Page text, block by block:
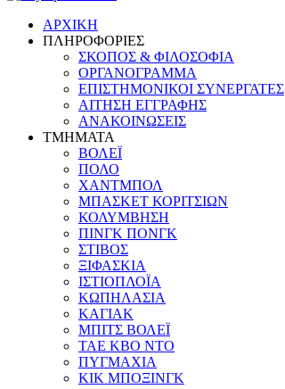
ΑΡΧΙΚΗ
ΠΛΗΡΟΦΟΡΙΕΣ
ΣΚΟΠΟΣ & ΦΙΛΟΣΟΦΙΑ
ΟΡΓΑΝΟΓΡΑΜΜΑ
ΕΠΙΣΤΗΜΟΝΙΚΟΙ ΣΥΝΕΡΓΑΤΕΣ
ΑΙΤΗΣΗ ΕΓΓΡΑΦΗΣ
ΑΝΑΚΟΙΝΩΣΕΙΣ
ΤΜΗΜΑΤΑ
ΒΟΛΕΪ
ΠΟΛΟ
ΧΑΝΤΜΠΟΛ
ΜΠΑΣΚΕΤ ΚΟΡΙΤΣΙΩΝ
ΚΟΛΥΜΒΗΣΗ
ΠΙΝΓΚ ΠΟΝΓΚ
ΣΤΙΒΟΣ
ΞΙΦΑΣΚΙΑ
ΙΣΤΙΟΠΛΟΪΑ
ΚΩΠΗΛΑΣΙΑ
ΚΑΓΙΑΚ
ΜΠΙΤΣ ΒΟΛΕΪ
ΤΑΕ ΚΒΟ ΝΤΟ
ΠΥΓΜΑΧΙΑ
ΚΙΚ ΜΠΟΞΙΝΓΚ